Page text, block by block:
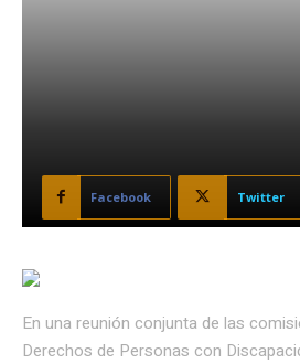
Facebook Twitter
En una reunión conjunta de las
Derechos de Personas con